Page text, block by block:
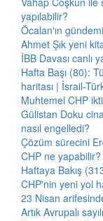
yapılabilir?
Öcalan'ın
Ahmet Şık yeni
İBB Davası canlı
Hafta Başı (80):
haritası | İsrail-
Muhtemel CHP
Gülistan Doku
nasıl engelledi?
Çözüm sürecini
CHP ne yapabilir?
Haftaya Bakış
CHP'nin yeni yol
23 Nisan
Artık Avrupalı